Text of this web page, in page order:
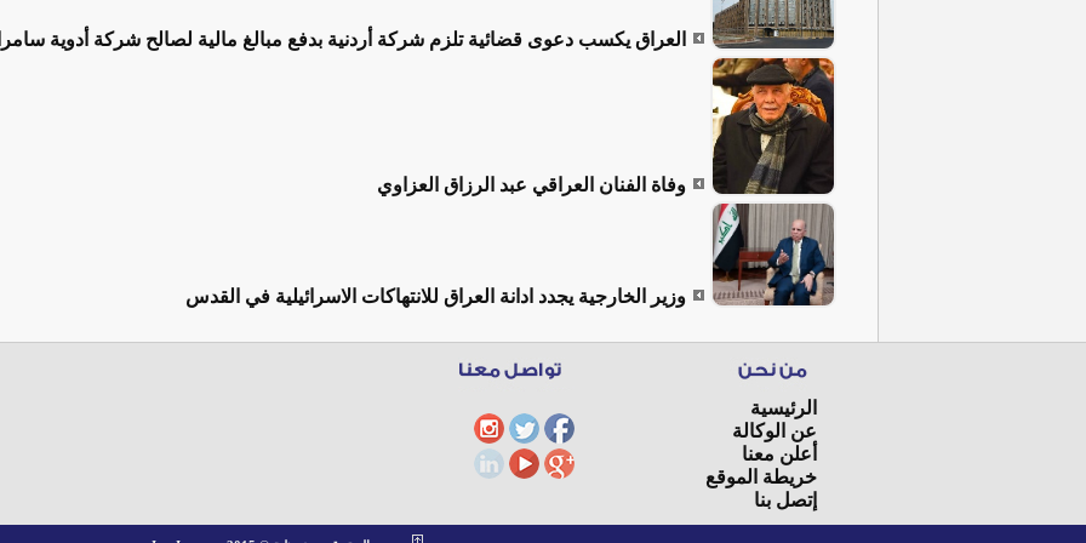
العراق يكسب دعوى قضائية تلزم شركة أردنية بدفع مبالغ مالية لصالح شركة أدوية
وفاة الفنان العراقي عبد الرزاق العزاوي
وزير الخارجية يجدد ادانة العراق للانتهاكات الاسرائيلية في القدس
الرئيسية
عن الوكالة
أعلن معنا
خريطة الموقع
إتصل بنا